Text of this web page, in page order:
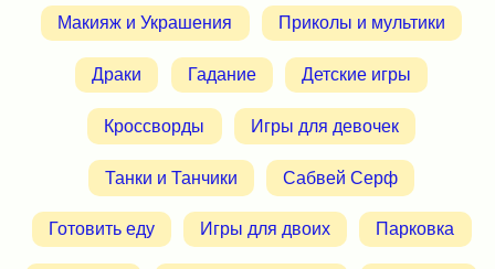
Макияж и Украшения Приколы и мультики
Драки Гадание Детские игры
Кроссворды Игры для девочек
Танки и Танчики Сабвей Серф
Готовить еду Игры для двоих Парковка